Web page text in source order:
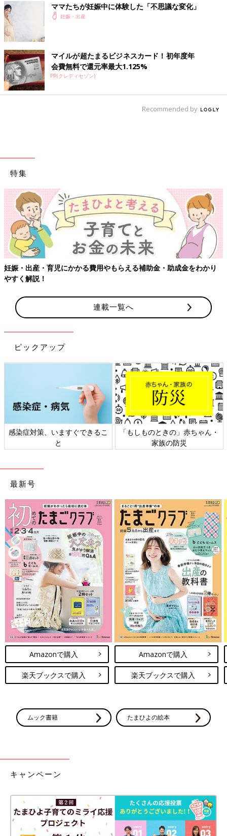
ママたちが妊娠中に体験した「不思議な変化」
妊娠・出産
マイルが超たまるビジネスカード！初年度年
会費無料で還元率最大1.125%
PR(クレディセゾン)
Recommended by
特集
金をわかり
【ワクチン接種できるものも】妊婦の感染症対策、
連載一覧へ
ピックアップ
の」赤ちゃん・
日本外来小児科学会リーフレッ
六星占術 細木
最新号
Amazonで購入
楽天ブックスで購入
Amazonで購入
楽天ブックスで購入
ムック書籍 たまひよの絵本
キャンペーン